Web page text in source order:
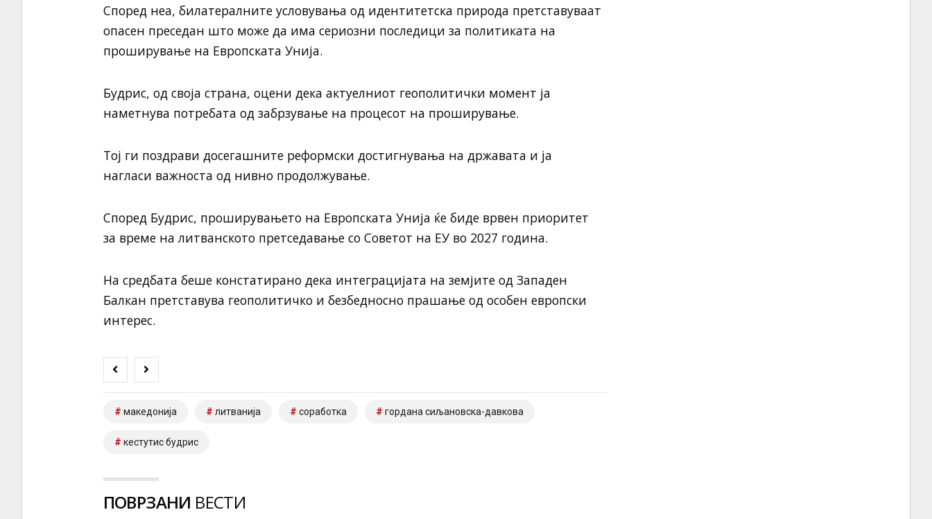
Според неа, билатералните условувања од идентитетска природа претставуваат
опасен преседан што може да има сериозни последици за политиката на
проширување на Европската Унија.
Будрис, од своја страна, оцени дека актуелниот геополитички момент ја
наметнува потребата од забрзување на процесот на проширување.
Тој ги поздрави досегашните реформски достигнувања на државата и ја
нагласи важноста од нивно продолжување.
Според Будрис, проширувањето на Европската Унија ќе биде врвен приоритет
за време на литванското претседавање со Советот на ЕУ во 2027 година.
На средбата беше констатирано дека интеграцијата на земјите од Западен
Балкан претставува геополитичко и безбедносно прашање од особен европски
интерес.
македонија литванија соработка гордана сиљановска-давкова
кестутис будрис
ПОВРЗАНИ ВЕСТИ